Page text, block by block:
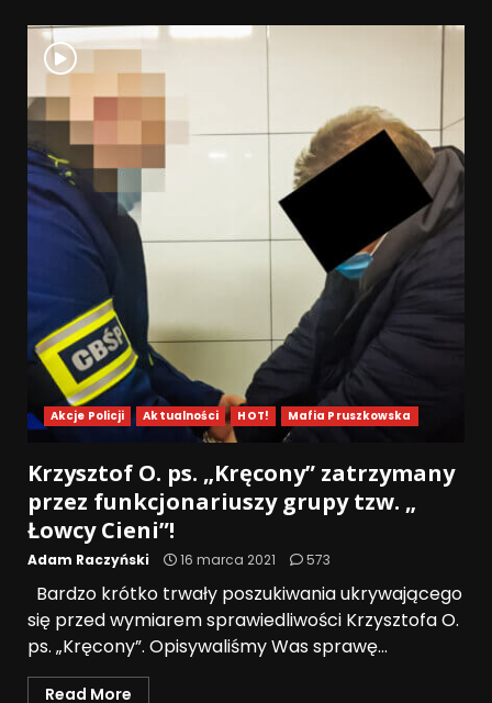
Akcje Policji Aktualności HOT! Mafia Pruszkowska
Krzysztof O. ps. „Kręcony” zatrzymany
przez funkcjonariuszy grupy tzw. „
Łowcy Cieni”!
Adam Raczyński 16 marca 2021 573
Bardzo krótko trwały poszukiwania ukrywającego
się przed wymiarem sprawiedliwości Krzysztofa O.
ps. „Kręcony”. Opisywaliśmy Was sprawę...
Read More